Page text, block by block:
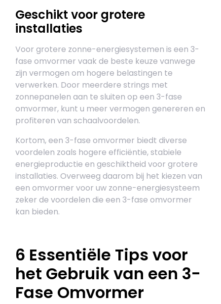
Geschikt voor grotere
installaties
Voor grotere zonne-energiesystemen is een 3-
fase omvormer vaak de beste keuze vanwege
zijn vermogen om hogere belastingen te
verwerken. Door meerdere strings met
zonnepanelen aan te sluiten op een 3-fase
omvormer, kunt u meer vermogen genereren en
profiteren van schaalvoordelen.
Kortom, een 3-fase omvormer biedt diverse
voordelen zoals hogere efficiëntie, stabiele
energieproductie en geschiktheid voor grotere
installaties. Overweeg daarom bij het kiezen van
een omvormer voor uw zonne-energiesysteem
zeker de voordelen die een 3-fase omvormer
kan bieden.
6 Essentiële Tips voor
het Gebruik van een 3-
Fase Omvormer